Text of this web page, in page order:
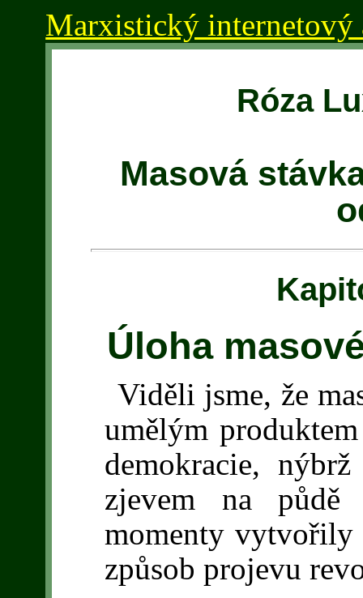
Marxistický internetový
Róza
Masová
Úloha
Viděli jsme, že
umělým
demokracie,
zjevem na půdě
momenty vytvořily
způsob projevu